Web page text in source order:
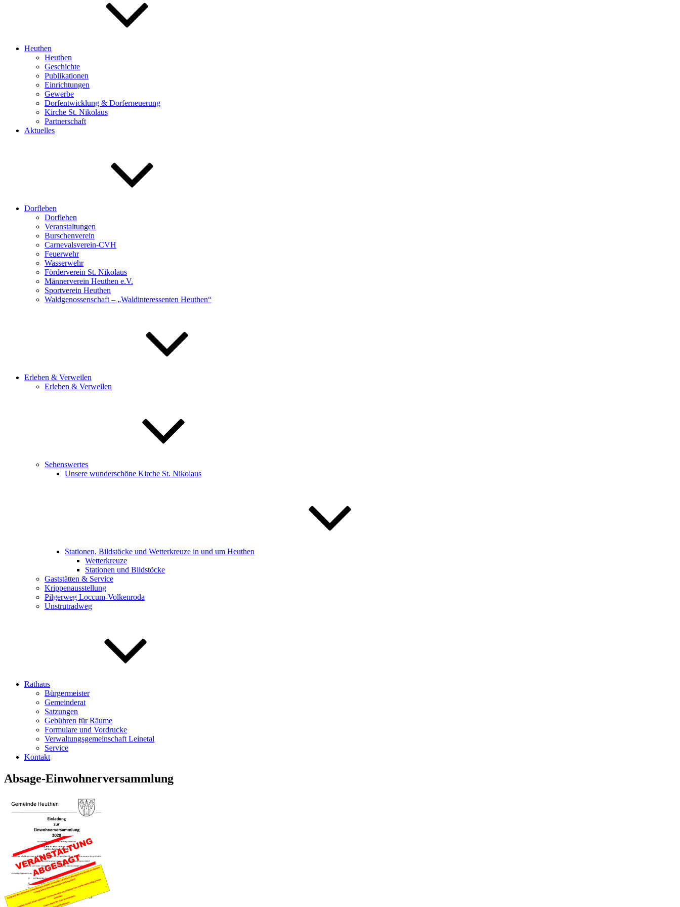
Heuthen
Heuthen
Geschichte
Publikationen
Einrichtungen
Gewerbe
Dorfentwicklung & Dorferneuerung
Kirche St. Nikolaus
Partnerschaft
Aktuelles
Dorfleben
Dorfleben
Veranstaltungen
Burschenverein
Carnevalsverein-CVH
Feuerwehr
Wasserwehr
Förderverein St. Nikolaus
Männerverein Heuthen e.V.
Sportverein Heuthen
Waldgenossenschaft – „Waldinteressenten Heuthen“
Erleben & Verweilen
Erleben & Verweilen
Sehenswertes
Unsere wunderschöne Kirche St. Nikolaus
Stationen, Bildstöcke und Wetterkreuze in und um Heuthen
Wetterkreuze
Stationen und Bildstöcke
Gaststätten & Service
Krippenausstellung
Pilgerweg Loccum-Volkenroda
Unstrutradweg
Rathaus
Bürgermeister
Gemeinderat
Satzungen
Gebühren für Räume
Formulare und Vordrucke
Verwaltungsgemeinschaft Leinetal
Service
Kontakt
Absage-Einwohnerversammlung